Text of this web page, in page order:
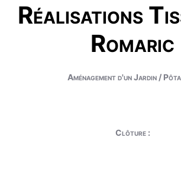
Réalisations
Romaric
Aménagement d'un Jardin /
Clôture :